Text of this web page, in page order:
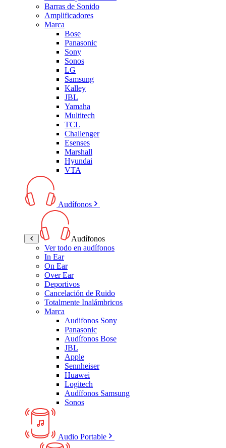
Barras de Sonido
Amplificadores
Marca
Bose
Panasonic
Sony
Sonos
LG
Samsung
Kalley
JBL
Yamaha
Multitech
TCL
Challenger
Esenses
Marshall
Hyundai
VTA
Audífonos
Audífonos
Ver todo en audífonos
In Ear
On Ear
Over Ear
Deportivos
Cancelación de Ruido
Totalmente Inalámbricos
Marca
Audifonos Sony
Panasonic
Audífonos Bose
JBL
Apple
Sennheiser
Huawei
Logitech
Audífonos Samsung
Sonos
Audio Portable